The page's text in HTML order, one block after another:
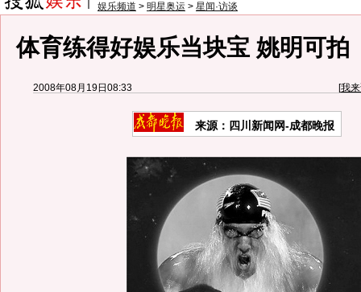
娱乐频道 > 明星奥运 > 星闻·访谈
体育练得好娱乐当块宝 姚明可拍
2008年08月19日08:33 [我
来源：四川新闻网-成都晚报